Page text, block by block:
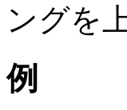
ングを
例